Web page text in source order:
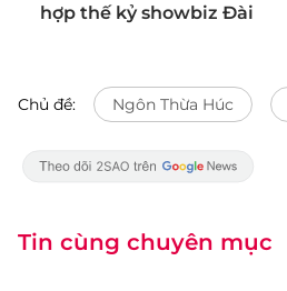
hợp thế kỷ showbiz Đài
Chủ đề: Ngôn Thừa Húc
Tin cùng chuyên mục